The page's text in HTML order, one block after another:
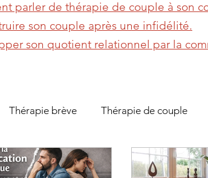
Thérapie brève Thérapie de couple
Gestion des émotions
parler de thérapie de couple à son
son couple après une infidélité.
son quotient relationnel par la